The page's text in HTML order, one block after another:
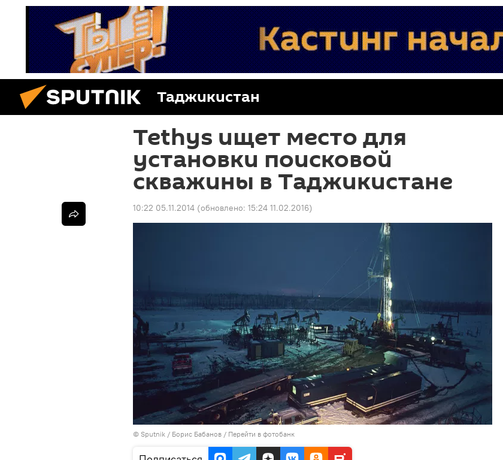
Таджикистан
Tethys ищет место для
установки поисковой
скважины в Таджикистане
10:22 05.11.2014 (обновлено: 15:24 11.02.2016)
© Sputnik / Борис Бабанов / Перейти в фотобанк